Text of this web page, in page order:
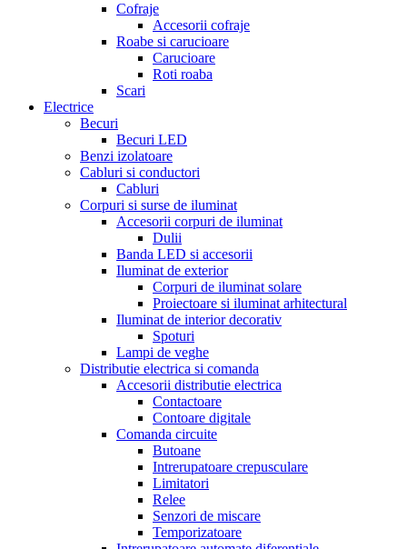
Cofraje
Accesorii cofraje
Roabe si carucioare
Carucioare
Roti roaba
Scari
Electrice
Becuri
Becuri LED
Benzi izolatoare
Cabluri si conductori
Cabluri
Corpuri si surse de iluminat
Accesorii corpuri de iluminat
Dulii
Banda LED si accesorii
Iluminat de exterior
Corpuri de iluminat solare
Proiectoare si iluminat arhitectural
Iluminat de interior decorativ
Spoturi
Lampi de veghe
Distributie electrica si comanda
Accesorii distributie electrica
Contactoare
Contoare digitale
Comanda circuite
Butoane
Intrerupatoare crepusculare
Limitatori
Relee
Senzori de miscare
Temporizatoare